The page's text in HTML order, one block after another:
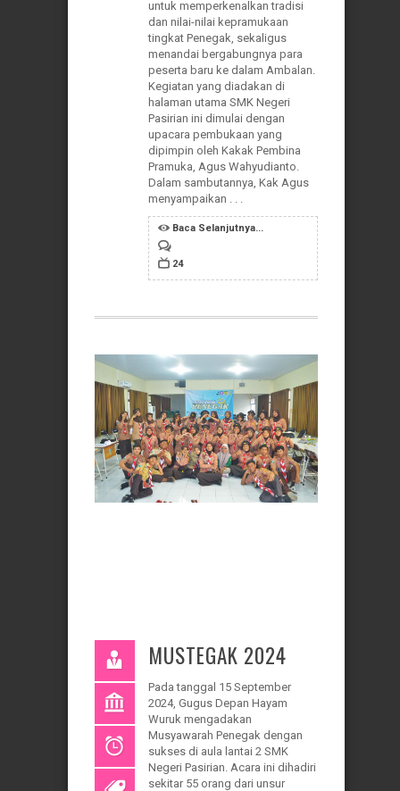
untuk memperkenalkan tradisi
dan nilai-nilai kepramukaan
tingkat Penegak, sekaligus
menandai bergabungnya para
peserta baru ke dalam Ambalan.
Kegiatan yang diadakan di
halaman utama SMK Negeri
Pasirian ini dimulai dengan
upacara pembukaan yang
dipimpin oleh Kakak Pembina
Pramuka, Agus Wahyudianto.
Dalam sambutannya, Kak Agus
menyampaikan . . .
Baca Selanjutnya...
24
MUSTEGAK 2024
Pada tanggal 15 September
2024, Gugus Depan Hayam
Wuruk mengadakan
Musyawarah Penegak dengan
sukses di aula lantai 2 SMK
Negeri Pasirian. Acara ini dihadiri
sekitar 55 orang dari unsur